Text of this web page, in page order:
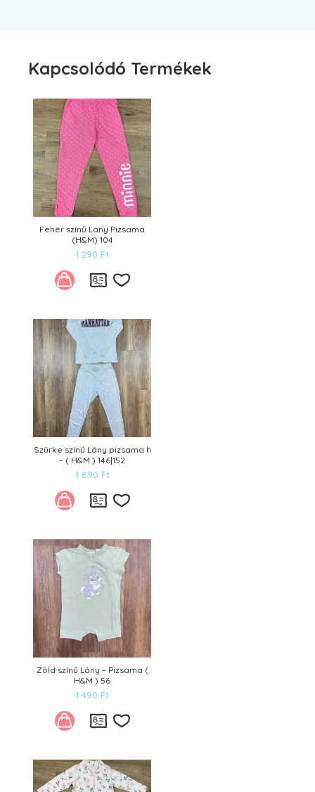
Kapcsolódó Termékek
Fehér színű Lány Pizsama
(H&M) 104
1 290 Ft
Kívánságlistára
Szürke színű Lány pizsama h
– ( H&M ) 146|152
1 890 Ft
Kívánságlistára
Zöld színű Lány – Pizsama (
H&M ) 56
1 490 Ft
Kívánságlistára